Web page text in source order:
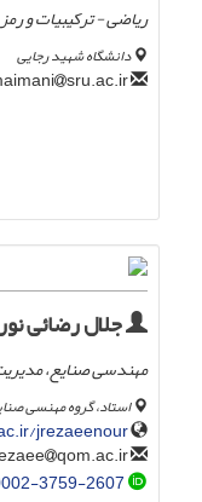
ریاضی - ترکیبیات و رمز
دانشگاه شهید رجایی
sru.ac.ir
جلال رضائی
مهندسی صنایع،
استاد، گروه مهنسی
jrezaeenour
qom.ac.ir
3759-2607